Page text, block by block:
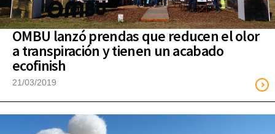
OMBU lanzó prendas que reducen el olor
a transpiración y tienen un acabado
ecofinish
21/03/2019